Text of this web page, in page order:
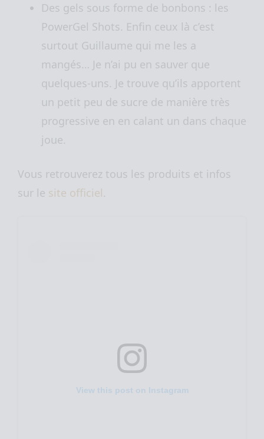
Des gels sous forme de bonbons : les
PowerGel Shots. Enfin ceux là c’est
surtout Guillaume qui me les a
mangés… Je n’ai pu en sauver que
quelques-uns. Je trouve qu’ils apportent
un petit peu de sucre de manière très
progressive en en calant un dans chaque
joue.
Vous retrouverez tous les produits et infos
sur le site officiel.
View this post on Instagram